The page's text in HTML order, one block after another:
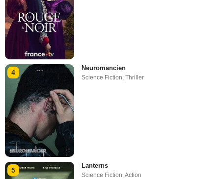
4
Neuromancien
Science Fiction,Thriller
5
Lanterns
Science Fiction ,Action